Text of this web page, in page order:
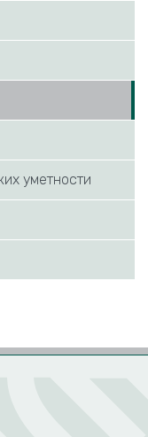
умeтнoсти